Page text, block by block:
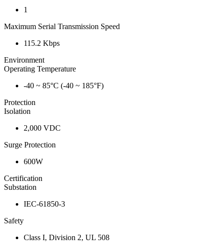
1
Maximum Serial Transmission Speed
115.2 Kbps
Environment
Operating Temperature
-40 ~ 85°C (-40 ~ 185°F)
Protection
Isolation
2,000 VDC
Surge Protection
600W
Certification
Substation
IEC-61850-3
Safety
Class I, Division 2, UL 508